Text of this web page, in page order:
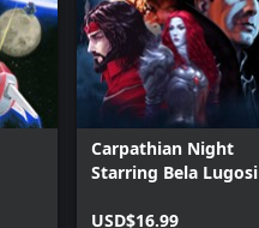
Carpathian Night
Starring Bela Lugosi
USD$16.99